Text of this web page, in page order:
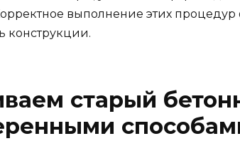
выполнение этих процедур
конструкции.
старый